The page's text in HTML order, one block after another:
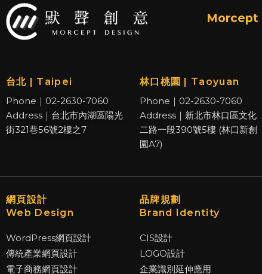
Morcept
台北 | Taipei
Phone｜02-2630-7060
Address｜台北市內湖區陽光
街321巷56號2樓之7
林口桃園 | Taoyuan
Phone｜02-2630-7060
Address｜新北市林口區文化
二路一段390號5樓 (林口新創
園A7)
網頁設計
Web Design
WordPress網頁設計
傳統產業網頁設計
電子商務網頁設計
品牌規劃
Brand Identity
CIS設計
LOGO設計
企業識別延伸應用